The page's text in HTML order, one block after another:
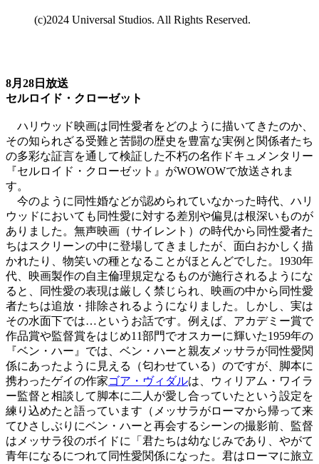
(c)2024 Universal Studios. All Rights Reserved.
8月28日放送
セルロイド・クローゼット
ハリウッド映画は同性愛者をどのように描いてきたのか、
その知られざる受難と苦闘の歴史を豊富な実例と関係者たち
の多彩な証言を通して検証した不朽の名作ドキュメンタリー
『セルロイド・クローゼット』がWOWOWで放送されま
す。
今のように同性婚などが認められていなかった時代、ハリ
ウッドにおいても同性愛に対する差別や偏見は根深いものが
ありました。無声映画（サイレント）の時代から同性愛者た
ちはスクリーンの中に登場してきましたが、面白おかしく描
かれたり、物笑いの種となることがほとんどでした。1930年
代、映画製作の自主倫理規定なるものが施行されるようにな
ると、同性愛の表現は厳しく禁じられ、映画の中から同性愛
者たちは追放・排除されるようになりました。しかし、実は
その水面下では…というお話です。例えば、アカデミー賞で
作品賞や監督賞をはじめ11部門でオスカーに輝いた1959年の
『ベン・ハー』では、ベン・ハーと親友メッサラが同性愛関
係にあったように見える（匂わせている）のですが、脚本に
携わったゲイの作家ゴア・ヴィダルは、ウィリアム・ワイラ
ー監督と相談して脚本に二人が愛し合っていたという設定を
練り込めたと語っています（メッサラがローマから帰って来
てひさしぶりにベン・ハーと再会するシーンの撮影前、監督
はメッサラ役のボイドに「君たちは幼なじみであり、やがて
青年になるにつれて同性愛関係になった。君はローマに旅立